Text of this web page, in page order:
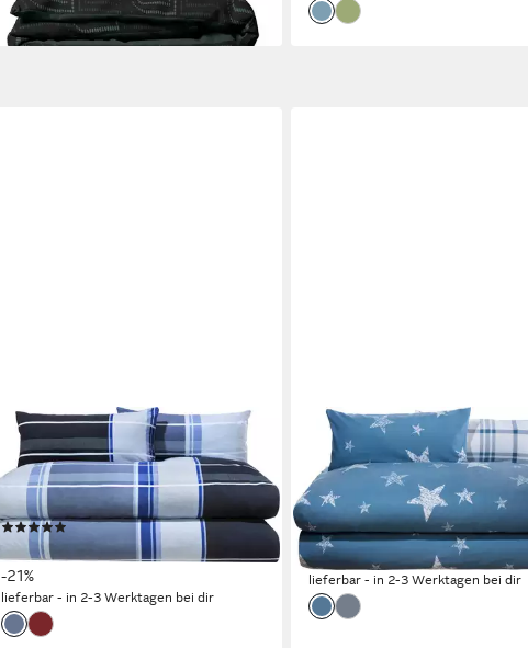
lieferbar - in 2-3 Werktagen bei dir
ERWIN MÜLLER
Bettwäsche Bettwäsche Sparpaket
4-teilig, Baumwolle, Feinbiber
Streifen/Karo
ab 92,90 € 117,90 €
-21%
lieferbar - in 2-3 Werktagen bei dir
ERWIN MÜLLER
Bettwäsche Wendebettwäsche
Sparpaket 4-teilig, Baumwolle,
Feinbiber Karo/Sterne
ab 87,90 € 117,90 €
-25%
lieferbar - in 2-3 Werktagen bei dir